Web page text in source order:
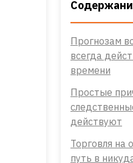
Прогнозам
всегда
времени
Простые
действуют
Торговля на
путь в